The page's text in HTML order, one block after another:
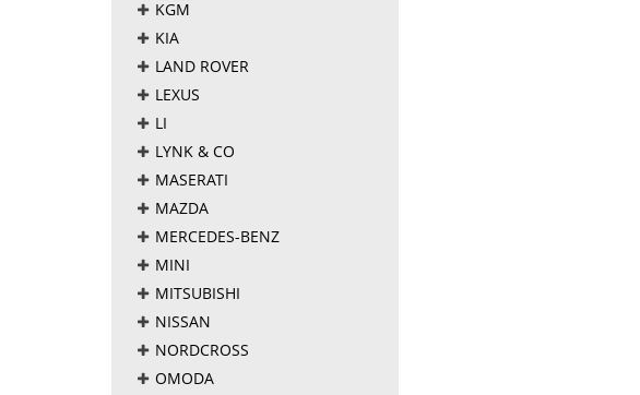
KGM
KIA
LAND ROVER
LEXUS
LI
LYNK & CO
MASERATI
MAZDA
MERCEDES-BENZ
MINI
MITSUBISHI
NISSAN
NORDCROSS
OMODA